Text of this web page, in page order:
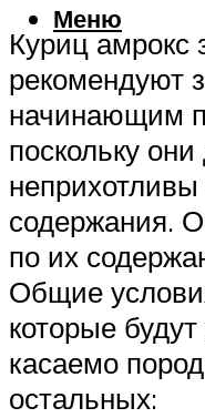
Меню
Куриц амрокс
рекомендуют
начинающим
поскольку
содержания.
по их
Общие
которые
касаемо
остальных: